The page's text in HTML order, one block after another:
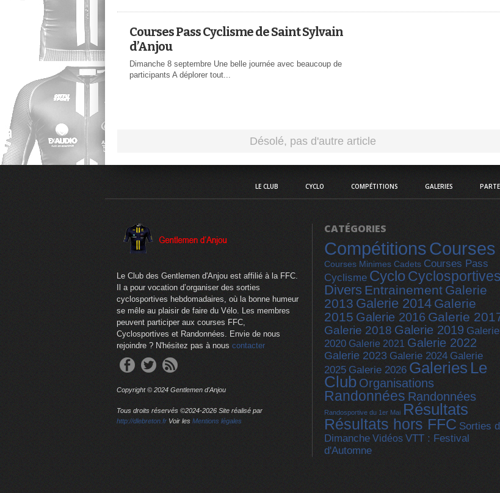
Courses Pass Cyclisme de Saint Sylvain
d’Anjou
Dimanche 8 septembre Une belle journée avec beaucoup de
participants A déplorer tout...
LE CLUB CYCLO COMPÉTITIONS
Le Club des Gentlemen d'Anjou est affilié à la FFC.
Il a pour vocation d’organiser des sorties
cyclosportives hebdomadaires, où la bonne humeur
peuvent participer aux courses FFC,
Cyclosportives et Randonnées. Envie de nous
rejoindre ? N'hésitez pas à nouscontacter
Copyright © 2024 Gentlemen d'Anjou
Tous droits réservés ©2024-
http://dlebreton.frVoir les
CATÉGORIES
CompétitionsCourses
Cyclisme Cyclo
Divers Entrainement Galerie
2013 Galerie 2014Galerie
2015Galerie 2016Galerie 2017
Galerie 2018 Galerie 2019 Galerie
2020 Galerie 2021 Galerie 2022
Galerie 2023 Galerie 2024 Galerie
2025 Galerie 2026 Galeries Le
ClubOrganisations
Randonnées Randonnées
Randosportive du 1er Mai Résultats
Résultats hors FFC
Dimanche Vidéos VTT : Festival
d'Automne